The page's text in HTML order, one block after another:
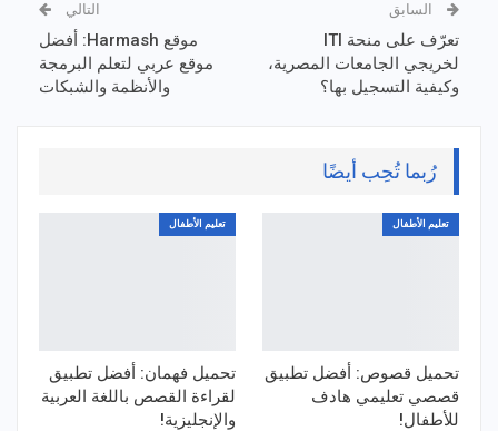
السابق
تعرّف على منحة ITI
لخريجي الجامعات المصرية،
وكيفية التسجيل بها؟
التالي
موقع Harmash: أفضل
موقع عربي لتعلم البرمجة
والأنظمة والشبكات
رُبما تُحِب أيضًا
تعليم الأطفال
تحميل قصوص: أفضل تطبيق
قصصي تعليمي هادف
للأطفال!
تعليم الأطفال
تحميل فهمان: أفضل تطبيق
لقراءة القصص باللغة العربية
والإنجليزية!